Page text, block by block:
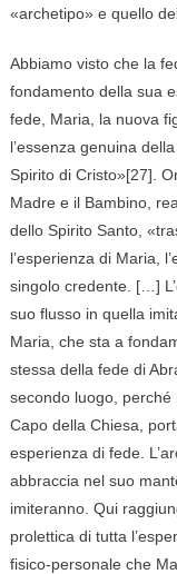
«archetipo» e quello
Abbiamo visto che la
fondamento della sua
fede, Maria, la nuova
l’essenza genuina
Spirito di Cristo»[27].
Madre e il Bambino,
dello Spirito Santo,
l’esperienza di Maria,
singolo credente. […]
suo flusso in quella
Maria, che sta a
stessa della fede di
secondo luogo,
Capo della Chiesa,
esperienza di fede.
abbraccia nel suo
imiteranno. Qui
prolettica di tutta
fisico-personale che